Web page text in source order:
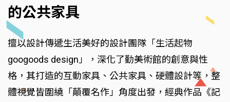
的公共家具
擅以設計傳遞生活美好的設計團隊「生活起物
googoods design」，深化了勤美術館的創意與性
格，其打造的互動家具、公共家具、硬體設計等，整
體視覺皆圍繞「顛覆名作」角度出發，經典作品《記